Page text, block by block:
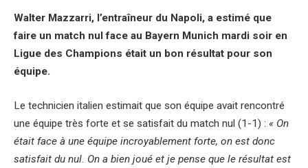
Walter Mazzarri, l’entraîneur du Napoli, a estimé que
faire un match nul face au Bayern Munich mardi soir en
Ligue des Champions était un bon résultat pour son
équipe.
Le technicien italien estimait que son équipe avait rencontré
une équipe très forte et se satisfait du match nul (1-1) : « On
était face à une équipe incroyablement forte, on est donc
satisfait du nul. On a bien joué et je pense que le résultat est